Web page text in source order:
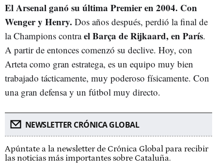
El Arsenal ganó su última Premier en 2004. Con
Wenger y Henry. Dos años después, perdió la final de
la Champions contrael Barça de Rijkaard, en París.
A partir de entonces comenzó su declive. Hoy, con
Arteta como gran estratega, es un equipo muy bien
trabajado tácticamente, muy poderoso físicamente. Con
una gran defensa y un fútbol muy directo.
NEWSLETTER CRÓNICA GLOBAL
Apúntate a la newsletter de Crónica Global para recibir
las noticias más importantes sobre Cataluña.